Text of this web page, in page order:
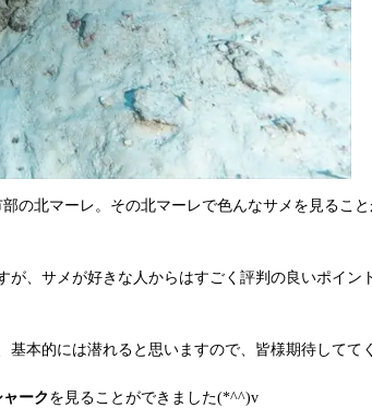
の北マーレ。その北マーレで色んなサメを見るこ
、サメが好きな人からはすごく評判の良いポイン
基本的には潜れると思いますので、皆様期待してて
ークを見ることができました(*^^)v